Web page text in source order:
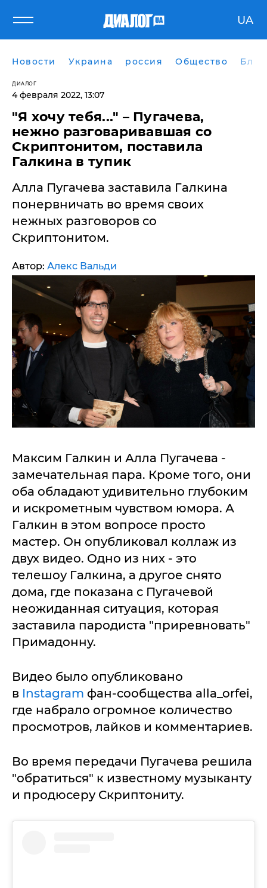
UA
Новости Украина россия Общество
ДИАЛОГ
4 февраля 2022, 13:07
"Я хочу тебя..." – Пугачева,
нежно разговаривавшая со
Скриптонитом, поставила
Галкина в тупик
Алла Пугачева заставила Галкина
понервничать во время своих
нежных разговоров со
Скриптонитом.
Автор: Алекс Вальди
Максим Галкин и Алла Пугачева -
замечательная пара. Кроме того, они
оба обладают удивительно глубоким
и искрометным чувством юмора. А
Галкин в этом вопросе просто
мастер. Он опубликовал коллаж из
двух видео. Одно из них - это
телешоу Галкина, а другое снято
дома, где показана с Пугачевой
неожиданная ситуация, которая
заставила пародиста "приревновать"
Примадонну.
Видео было опубликовано
в Instagram фан-сообщества alla_orfei,
где набрало огромное количество
просмотров, лайков и комментариев.
Во время передачи Пугачева решила
"обратиться" к известному музыканту
и продюсеру Скриптониту.